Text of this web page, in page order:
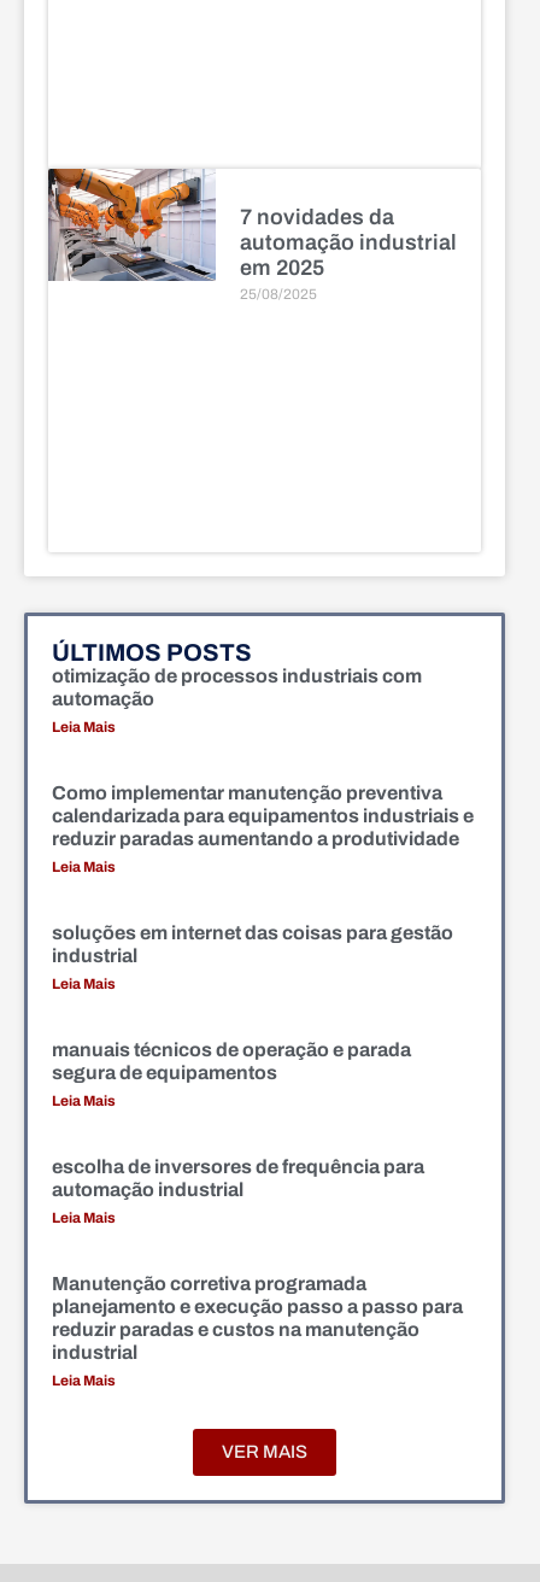
7 novidades da
automação industrial
em 2025
25/08/2025
ÚLTIMOS POSTS
otimização de processos industriais com
automação
Leia Mais
Como implementar manutenção preventiva
calendarizada para equipamentos industriais e
reduzir paradas aumentando a produtividade
Leia Mais
soluções em internet das coisas para gestão
industrial
Leia Mais
manuais técnicos de operação e parada
segura de equipamentos
Leia Mais
escolha de inversores de frequência para
automação industrial
Leia Mais
Manutenção corretiva programada
planejamento e execução passo a passo para
reduzir paradas e custos na manutenção
industrial
Leia Mais
VER MAIS